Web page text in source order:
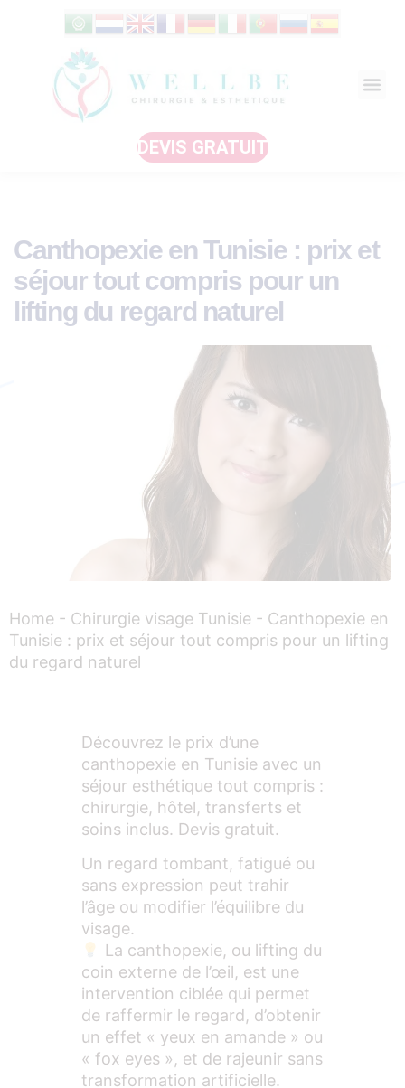
DEVIS GRATUIT
Canthopexie en Tunisie : prix et
séjour tout compris pour un
lifting du regard naturel
Home - Chirurgie visage Tunisie - Canthopexie en
Tunisie : prix et séjour tout compris pour un lifting
du regard naturel
Découvrez le prix d’une
canthopexie en Tunisie avec un
séjour esthétique tout compris :
chirurgie, hôtel, transferts et
soins inclus. Devis gratuit.
Un regard tombant, fatigué ou
sans expression peut trahir
l’âge ou modifier l’équilibre du
visage.
La canthopexie, ou lifting du
coin externe de l’œil, est une
intervention ciblée qui permet
de raffermir le regard, d’obtenir
un effet « yeux en amande » ou
« fox eyes », et de rajeunir sans
transformation artificielle.